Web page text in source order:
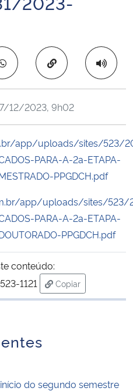
e Comunicações
Humanos
Copiar para área
12/2023, 9h02
app/uploads/sites/523/
PARA-A-2a-ETAPA-
PPGDCH.pdf
app/uploads/sites/523/
PARA-A-2a-ETAPA-
PPGDCH.pdf
conteúdo:
1121
Copiar
para área de
do segundo semestre